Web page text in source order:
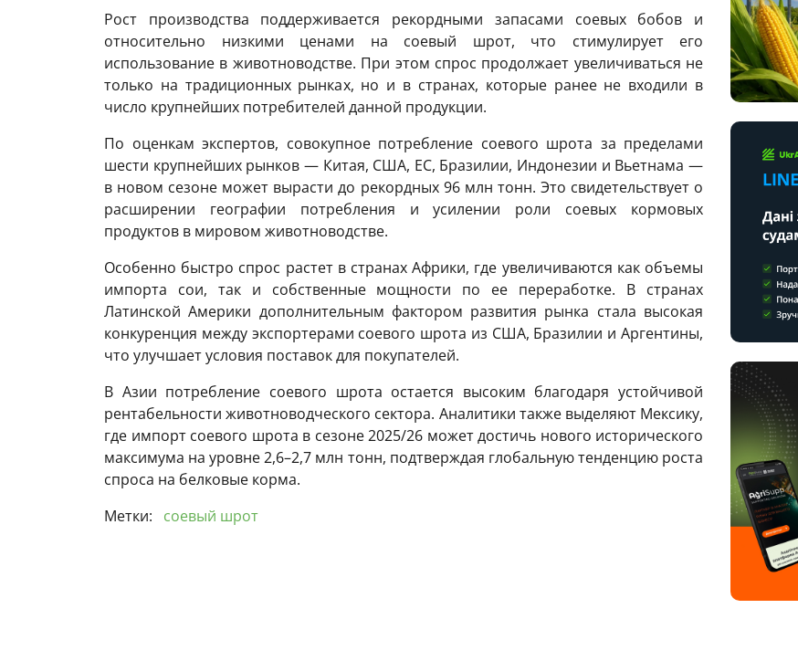
Рост производства поддерживается рекордными запасами соевых бобов и
относительно низкими ценами на соевый шрот, что стимулирует его
использование в животноводстве. При этом спрос продолжает увеличиваться не
только на традиционных рынках, но и в странах, которые ранее не входили в
число крупнейших потребителей данной продукции.
По оценкам экспертов, совокупное потребление соевого шрота за пределами
шести крупнейших рынков — Китая, США, ЕС, Бразилии, Индонезии и Вьетнама —
в новом сезоне может вырасти до рекордных 96 млн тонн. Это свидетельствует о
расширении географии потребления и усилении роли соевых кормовых
продуктов в мировом животноводстве.
Особенно быстро спрос растет в странах Африки, где увеличиваются как объемы
импорта сои, так и собственные мощности по ее переработке. В странах
Латинской Америки дополнительным фактором развития рынка стала высокая
конкуренция между экспортерами соевого шрота из США, Бразилии и Аргентины,
что улучшает условия поставок для покупателей.
В Азии потребление соевого шрота остается высоким благодаря устойчивой
рентабельности животноводческого сектора. Аналитики также выделяют Мексику,
где импорт соевого шрота в сезоне 2025/26 может достичь нового исторического
максимума на уровне 2,6–2,7 млн тонн, подтверждая глобальную тенденцию роста
спроса на белковые корма.
Метки:
соевый шрот